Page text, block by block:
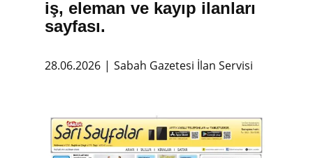
iş, eleman ve kayıp ilanları
sayfası.
28.06.2026 Sabah Gazetesi İlan Servisi